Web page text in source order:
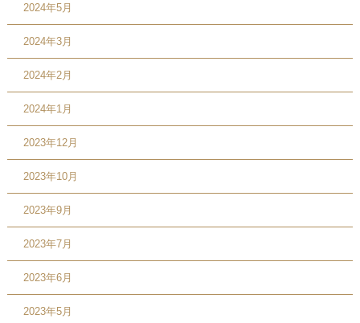
2024年5月
2024年3月
2024年2月
2024年1月
2023年12月
2023年10月
2023年9月
2023年7月
2023年6月
2023年5月